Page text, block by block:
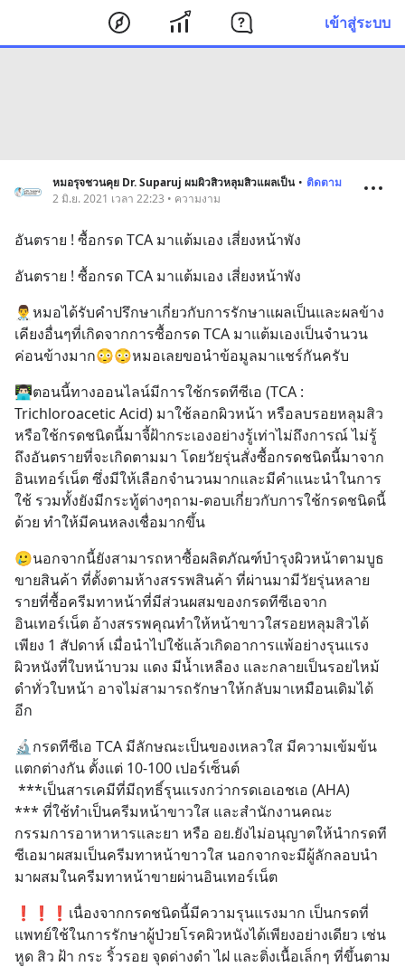
เข้าสู่ระบบ
หมอรุจชวนคุย Dr. Suparuj ผมผิวสิวหลุมสิวแผลเป็น • ติดตาม
2 มิ.ย. 2021 เวลา 22:23 • ความงาม
อันตราย ! ซื้อกรด TCA มาแต้มเอง เสี่ยงหน้าพัง
อันตราย ! ซื้อกรด TCA มาแต้มเอง เสี่ยงหน้าพัง
👨‍⚕️หมอได้รับคำปรึกษาเกี่ยวกับการรักษาแผลเป็นและผลข้าง
เคียงอื่นๆที่เกิดจากการซื้อกรด TCA มาแต้มเองเป็นจำนวน
ค่อนข้างมาก😳😳หมอเลยขอนำข้อมูลมาแชร์กันครับ
👨🏻‍💻ตอนนี้ทางออนไลน์มีการใช้กรดทีซีเอ (TCA :
Trichloroacetic Acid) มาใช้ลอกผิวหน้า หรือลบรอยหลุมสิว
หรือใช้กรดชนิดนี้มาจี้ฝ้ากระเองอย่างรู้เท่าไม่ถึงการณ์ ไม่รู้
ถึงอันตรายที่จะเกิดตามมา โดยวัยรุ่นสั่งซื้อกรดชนิดนี้มาจาก
อินเทอร์เน็ต ซึ่งมีให้เลือกจำนวนมากและมีคำแนะนำในการ
ใช้ รวมทั้งยังมีกระทู้ต่างๆถาม-ตอบเกี่ยวกับการใช้กรดชนิดนี้
ด้วย ทำให้มีคนหลงเชื่อมากขึ้น
🥲นอกจากนี้ยังสามารถหาซื้อผลิตภัณฑ์บำรุงผิวหน้าตามบูธ
ขายสินค้า ที่ตั้งตามห้างสรรพสินค้า ที่ผ่านมามีวัยรุ่นหลาย
รายที่ซื้อครีมทาหน้าที่มีส่วนผสมของกรดทีซีเอจาก
อินเทอร์เน็ต อ้างสรรพคุณทำให้หน้าขาวใสรอยหลุมสิวได้
เพียง 1 สัปดาห์ เมื่อนำไปใช้แล้วเกิดอาการแพ้อย่างรุนแรง
ผิวหนังที่ใบหน้าบวม แดง มีน้ำเหลือง และกลายเป็นรอยไหม้
ดำทั่วใบหน้า อาจไม่สามารถรักษาให้กลับมาเหมือนเดิมได้
อีก
🔬กรดทีซีเอ TCA มีลักษณะเป็นของเหลวใส มีความเข้มข้น
แตกต่างกัน ตั้งแต่ 10-100 เปอร์เซ็นต์
***เป็นสารเคมีที่มีฤทธิ์รุนแรงกว่ากรดเอเอชเอ (AHA)
*** ที่ใช้ทำเป็นครีมหน้าขาวใส และสำนักงานคณะ
กรรมการอาหาหารและยา หรือ อย.ยังไม่อนุญาตให้นำกรดที
ซีเอมาผสมเป็นครีมทาหน้าขาวใส นอกจากจะมีผู้ลักลอบนำ
มาผสมในครีมทาหน้าขายผ่านอินเทอร์เน็ต
❗️❗️❗️เนื่องจากกรดชนิดนี้มีความรุนแรงมาก เป็นกรดที่
แพทย์ใช้ในการรักษาผู้ป่วยโรคผิวหนังได้เพียงอย่างเดียว เช่น
หูด สิว ฝ้า กระ ริ้วรอย จุดด่างดำ ไฝ และติ่งเนื้อเล็กๆ ที่ขึ้นตาม